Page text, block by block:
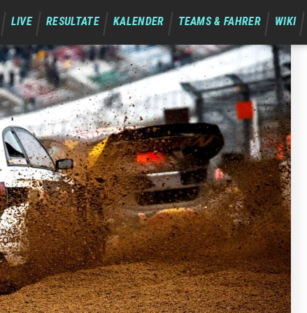
LIVE RESULTATE KALENDER TEAMS & FAHRER WIKI